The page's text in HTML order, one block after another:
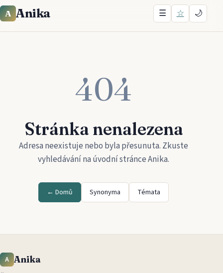
A Anika ☰ ☆ 🌙
404
Stránka nenalezena
Adresa neexistuje nebo byla přesunuta. Zkuste
vyhledávání na úvodní stránceAnika.
← Domů Synonyma Témata
A Anika